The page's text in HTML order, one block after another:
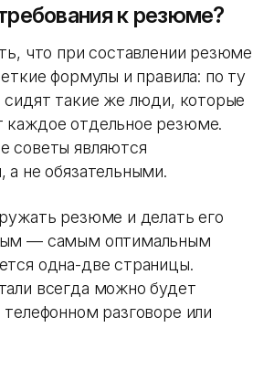
к резюме?
что при составлении резюме
формулы и правила: по ту
сидят такие же люди, которые
каждое отдельное резюме.
советы являются
а не обязательными.
резюме и делать его
— самым оптимальным
одна-две страницы.
всегда можно будет
разговоре или